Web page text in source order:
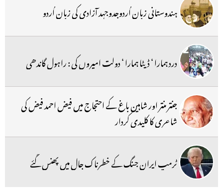
ہندوستانی زبان اُردوجدوجہد آزادی کی زبان اُردو
درد ہمارا ‘ ڈیٹا ہمارا ‘ دولت امیروں کی : راہول گاندھی
جنتر منتر اور شاہین باغ کے احتجاج میں فیض احمد فیض کی
شاعری کا کلیدی کردار
ٹرمپ ایران جنگ کے خطرناک جال میں پھنس گئے